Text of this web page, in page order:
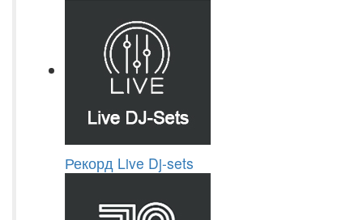
Рекорд Live Dj-sets